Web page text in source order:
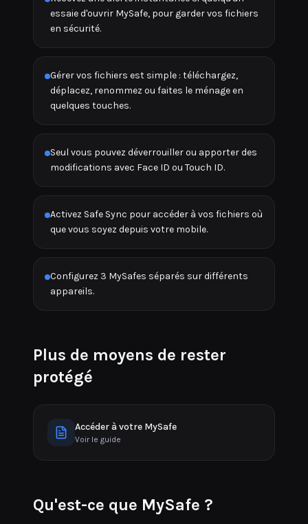
essaie d'ouvrir MySafe, pour garder vos fichiers
en sécurité.
Gérer vos fichiers est simple : téléchargez,
déplacez, renommez ou faites le ménage en
quelques touches.
Seul vous pouvez déverrouiller ou apporter des
modifications avec Face ID ou Touch ID.
Activez Safe Sync pour accéder à vos fichiers où
que vous soyez depuis votre mobile.
Configurez 3 MySafes séparés sur différents
appareils.
Plus de moyens de rester
protégé
Accéder à votre MySafe
Voir le guide
Qu'est-ce que MySafe ?